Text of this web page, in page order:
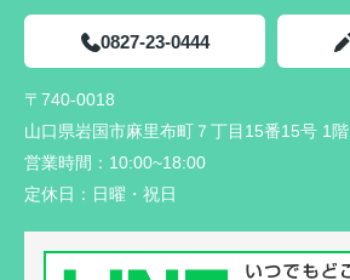
0827-23-0444
〒740-0018
山口県岩国市麻里布町７丁目15番15号 1階
営業時間： 10:00~18:00
定休日： 日曜・祝日